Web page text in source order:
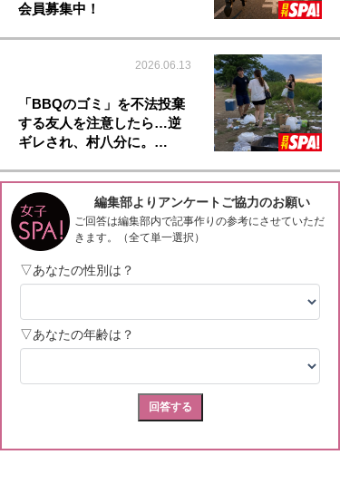
会員募集中！
2026.06.13
「BBQのゴミ」を不法投棄
する友人を注意したら…逆
ギレされ、村八分に。…